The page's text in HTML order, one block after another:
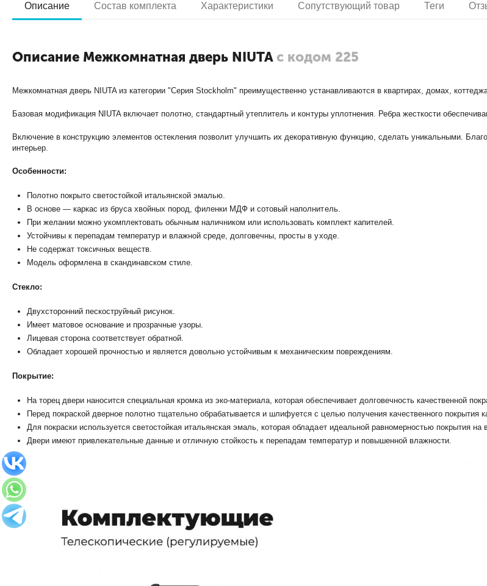
Описание Состав комплекта Характеристики Сопутствующий товар Теги
Описание Межкомнатная дверь NIUTA с кодом 225
Межкомнатная дверь NIUTA из категории "Серия Stockholm" преимущественно устанавливаются в квартирах, домах,
Базовая модификация NIUTA включает полотно, стандартный утеплитель и контуры уплотнения. Ребра жесткости
Включение в конструкцию элементов остекления позволит улучшить их декоративную функцию, сделать уникальными.
интерьер.
Особенности:
Полотно покрыто светостойкой итальянской эмалью.
В основе — каркас из бруса хвойных пород, филенки МДФ и сотовый наполнитель.
При желании можно укомплектовать обычным наличником или использовать комплект капителей.
Устойчивы к перепадам температур и влажной среде, долговечны, просты в уходе.
Не содержат токсичных веществ.
Модель оформлена в скандинавском стиле.
Стекло:
Двухсторонний пескоструйный рисунок.
Имеет матовое основание и прозрачные узоры.
Лицевая сторона соответствует обратной.
Обладает хорошей прочностью и является довольно устойчивым к механическим повреждениям.
Покрытие:
На торец двери наносится специальная кромка из эко-материала, которая обеспечивает долговечность качественной
Перед покраской дверное полотно тщательно обрабатывается и шлифуется с целью получения качественного покрытия
Для покраски используется светостойкая итальянская эмаль, которая обладает идеальной равномерностью покрытия на
Двери имеют привлекательные данные и отличную стойкость к перепадам температур и повышенной влажности.